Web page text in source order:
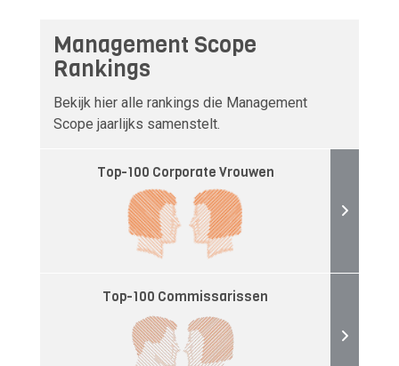
Management Scope
Rankings
Bekijk hier alle rankings die Management
Scope jaarlijks samenstelt.
Top-100 Corporate Vrouwen
Top-100 Commissarissen